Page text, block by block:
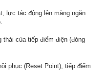
lực tác động lên màng ngăn
của tiếp điểm điện (đóng
phục (Reset Point), tiếp điểm